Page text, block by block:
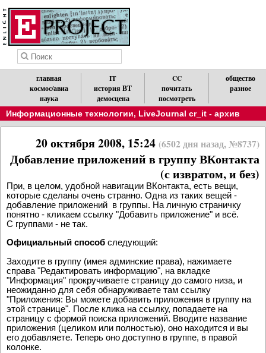
главная
космос/авиа
наука
IT
история ВТ
демосцена
CC
почитать
посмотреть
общество
разное
Информационные технологии, LiveJournal cr_it - архив
20 октября 2008, 15:24 (6502 дня назад, №8737)
Добавление приложений в группу ВКонтакта
(с извратом, и без)
При, в целом, удобной навигации ВКонтакта, есть вещи,
которые сделаны очень странно. Одна из таких вещей -
добавление приложений в группы. На личную страничку
понятно - кликаем ссылку "Добавить приложение" и всё.
С группами - не так.
Официальный способ следующий:
Заходите в группу (имея админские права), нажимаете
справа "Редактировать информацию", на вкладке
"Информация" прокручиваете страницу до самого низа, и
неожиданно для себя обнаруживаете там ссылку
"Приложения: Вы можете добавить приложения в группу на
этой странице". После клика на ссылку, попадаете на
страницу с формой поиска приложений. Вводите название
приложения (целиком или полностью), оно находится и вы
его добавляете. Теперь оно доступно в группе, в правой
колонке.